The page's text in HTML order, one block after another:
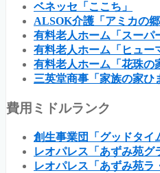
ベネッセ「ここち」
ALSOK介護「アミカの郷
有料老人ホーム「スーパ
有料老人ホーム「ヒュー
有料老人ホーム「花珠の
三英堂商事「家族の家ひ
費用ミドルランク
創生事業団「グッドタイ
レオパレス「あずみ苑グ
レオパレス「あずみ苑ラ